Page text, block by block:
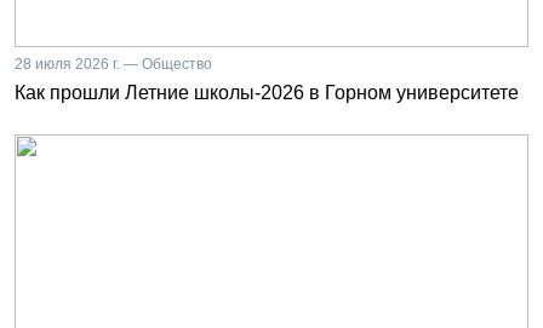
28 июля 2026 г. — Общество
Как прошли Летние школы-2026 в Горном университете